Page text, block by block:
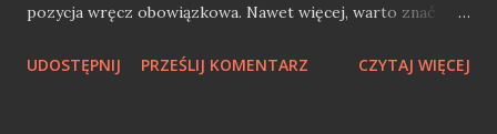
pozycja wręcz obowiązkowa. Nawet więcej, warto znać
branżę gier, a uwierzcie, że znajdziecie wiele analogii do
UDOSTĘPNIJ PRZEŚLIJ KOMENTARZ CZYTAJ WIĘCEJ